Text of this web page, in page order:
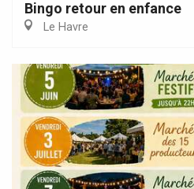
Bingo retour en enfance
Le Havre